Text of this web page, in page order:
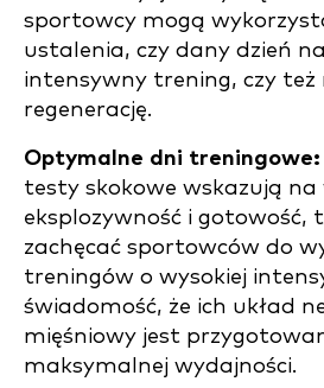
sportowcy mogą
ustalenia, czy dany dzień
intensywny trening, czy też
regenerację.
Optymalne dni treningowe:
testy skokowe wskazują na
eksplozywność i gotowość,
zachęcać sportowców do
treningów o wysokiej
świadomość, że ich układ
mięśniowy jest
maksymalnej wydajności.